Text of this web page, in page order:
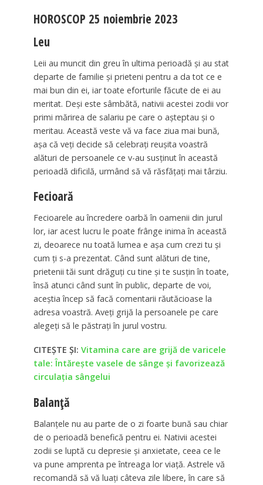
HOROSCOP 25 noiembrie 2023
Leu
Leii au muncit din greu în ultima perioadă și au stat
departe de familie și prieteni pentru a da tot ce e
mai bun din ei, iar toate eforturile făcute de ei au
meritat. Deși este sâmbătă, nativii acestei zodii vor
primi mărirea de salariu pe care o așteptau și o
meritau. Această veste vă va face ziua mai bună,
așa că veți decide să celebrați reușita voastră
alături de persoanele ce v-au susținut în această
perioadă dificilă, urmând să vă răsfățați mai târziu.
Fecioară
Fecioarele au încredere oarbă în oamenii din jurul
lor, iar acest lucru le poate frânge inima în această
zi, deoarece nu toată lumea e așa cum crezi tu și
cum ți s-a prezentat. Când sunt alături de tine,
prietenii tăi sunt drăguți cu tine și te susțin în toate,
însă atunci când sunt în public, departe de voi,
aceștia încep să facă comentarii răutăcioase la
adresa voastră. Aveți grijă la persoanele pe care
alegeți să le păstrați în jurul vostru.
CITEȘTE ȘI: Vitamina care are grijă de varicele
tale: Întărește vasele de sânge și favorizează
circulația sângelui
Balanță
Balanțele nu au parte de o zi foarte bună sau chiar
de o perioadă benefică pentru ei. Nativii acestei
zodii se luptă cu depresie și anxietate, ceea ce le
va pune amprenta pe întreaga lor viață. Astrele vă
recomandă să vă luați câteva zile libere, în care să